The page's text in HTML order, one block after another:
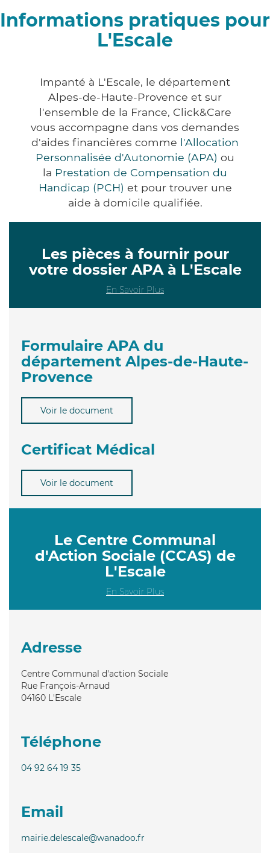
Informations pratiques pour
L'Escale
Impanté à L'Escale, le département
Alpes-de-Haute-Provence et sur
l'ensemble de la France, Click&Care
vous accompagne dans vos demandes
d'aides financières comme l'Allocation
Personnalisée d'Autonomie (APA) ou
la Prestation de Compensation du
Handicap (PCH) et pour trouver une
aide à domicile qualifiée.
Les pièces à fournir pour
votre dossier APA à L'Escale
En Savoir Plus
Formulaire APA du
département Alpes-de-Haute-
Provence
Voir le document
Certificat Médical
Voir le document
Le Centre Communal
d'Action Sociale (CCAS) de
L'Escale
En Savoir Plus
Adresse
Centre Communal d'action Sociale
Rue François-Arnaud
04160 L'Escale
Téléphone
04 92 64 19 35
Email
mairie.delescale@wanadoo.fr